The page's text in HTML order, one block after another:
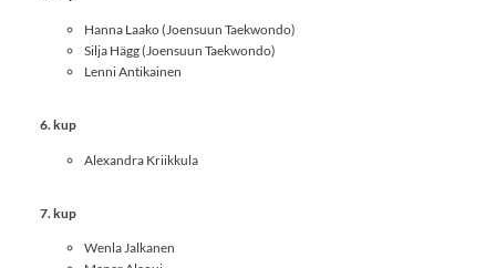
Hanna Laako (Joensuun Taekwondo)
Silja Hägg (Joensuun Taekwondo)
Lenni Antikainen
6. kup
Alexandra Kriikkula
7. kup
Wenla Jalkanen